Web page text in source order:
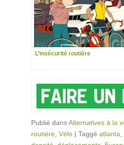
L’insécurité routière
Publié dansAlternatives à la
routière, Vélo | Taggé atlanta,